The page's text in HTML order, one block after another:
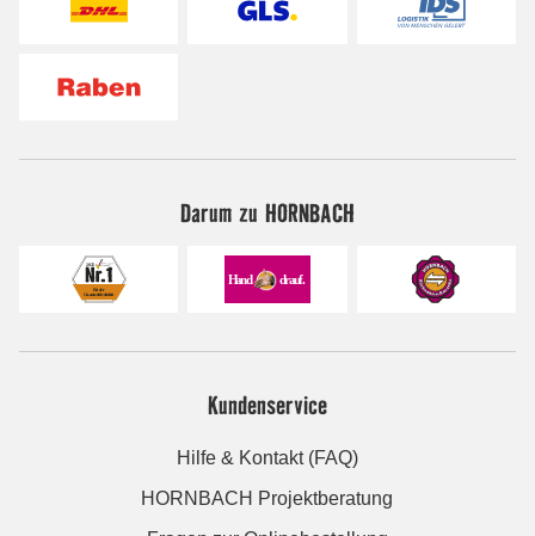
Darum zu HORNBACH
Kundenservice
Hilfe & Kontakt (FAQ)
HORNBACH Projektberatung